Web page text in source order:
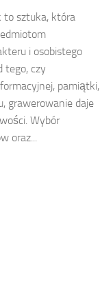
to sztuka, która
i osobistego
tego, czy
pamiątki,
grawerowanie daje
Wybór
oraz...